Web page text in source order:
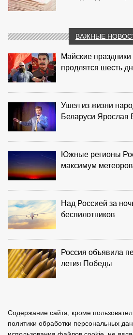
ВАЖНЫЕ
Майские праздники
продлятся шесть
Ушел из жизни
Беларуси Ярослав
Южные регионы
максимум
Над Россией за
беспилотников
Россия объявила
летия Победы
Содержание сайта, кроме
политики обработки персональных